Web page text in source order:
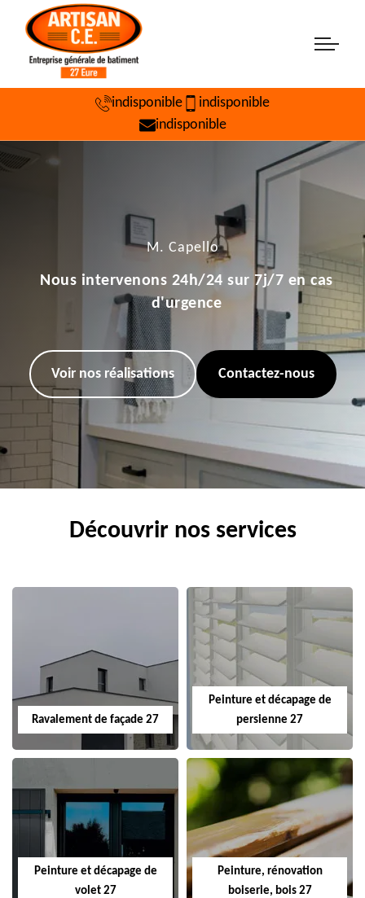
indisponible
indisponible
indisponible
M. Capello
Nous intervenons 24h/24 sur 7j/7 en cas
d'urgence
Voir nos réalisations Contactez-nous
Découvrir nos services
Ravalement de façade 27
Peinture et décapage de
persienne 27
Peinture et décapage de
volet 27
Peinture, rénovation
boiserie, bois 27